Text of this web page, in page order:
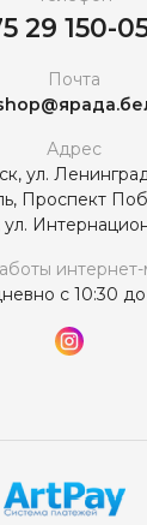
29 150-
Почта
Адрес
ул.
Проспект
ул.
интернет-
с 10:30 до